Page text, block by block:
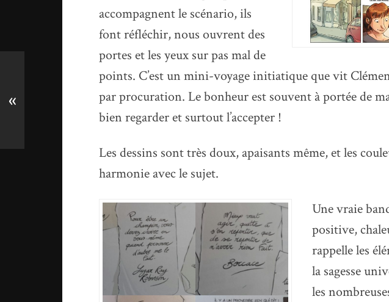
accompagnent le scénario, ils
font réfléchir, nous ouvrent des
portes et les yeux sur pas mal de
points. C’est un mini-voyage initiatique que vit
par procuration. Le bonheur est souvent à portée de
bien regarder et surtout l’accepter !
Les dessins sont très doux, apaisants même, et les
harmonie avec le sujet.
Une vraie
positive,
rappelle les
la sagesse
les
«